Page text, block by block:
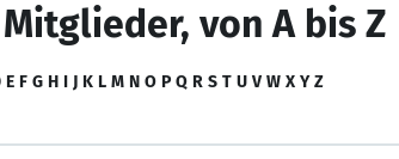
Mitglieder, von A bis Z
E F G H I J K L M N O P Q R S T U V W X Y Z